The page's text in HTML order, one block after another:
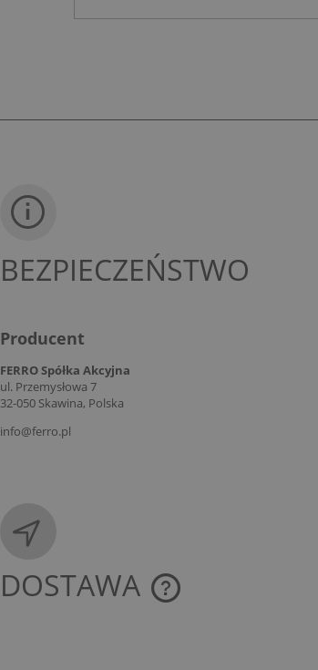
BEZPIECZEŃSTWO
Producent
FERRO Spółka Akcyjna
ul. Przemysłowa 7
32-050 Skawina, Polska
info@ferro.pl
DOSTAWA